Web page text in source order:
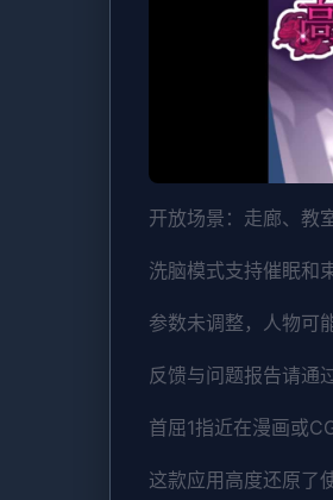
开放场景：走廊、教
洗脑模式支持催眠和
参数未调整，人物可
反馈与问题报告请通
首屈1指近在漫画或
这款应用高度还原了